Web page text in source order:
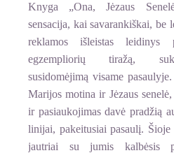
Knyga „Ona, Jėzaus
sensacija, kai savarankiškai, be
reklamos išleistas
egzempliorių tiražą,
susidomėjimą visame
Marijos motina ir Jėzaus
ir pasiaukojimas davė pradžią
linijai, pakeitusiai pasaulį.
jautriai su jumis kalbėsis